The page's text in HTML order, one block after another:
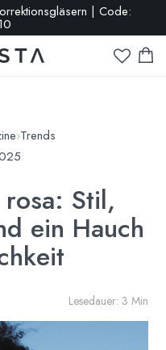
| Code:
›Trends
Stil,
ein Hauch
Lesedauer: 3 Min